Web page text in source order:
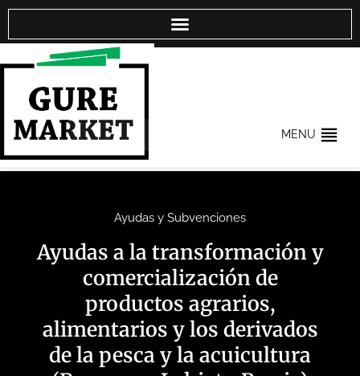
MENU
Ayudas y Subvenciones
Ayudas a la transformación y
comercialización de
productos agrarios,
alimentarios y los derivados
de la pesca y la acuicultura